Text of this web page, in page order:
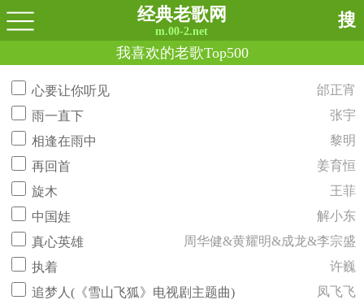
经典老歌网
m.00-2.net
搜
我喜欢的老歌Top500
心要让你听见
邰正宵
雨一直下
张宇
相逢在雨中
黎明
再回首
姜育恒
旋木
王菲
中国娃
解小东
真心英雄
周华健&黄耀明&成龙&李宗盛
执着
许巍
追梦人(《雪山飞狐》电视剧主题曲)
凤飞飞